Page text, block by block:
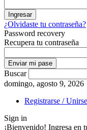
¿Olvidaste tu contraseña?
Password recovery
Recupera tu contraseña
Buscar
domingo, agosto 9, 2026
Registrarse / Unirse
Sign in
¡Bienvenido! Ingresa en